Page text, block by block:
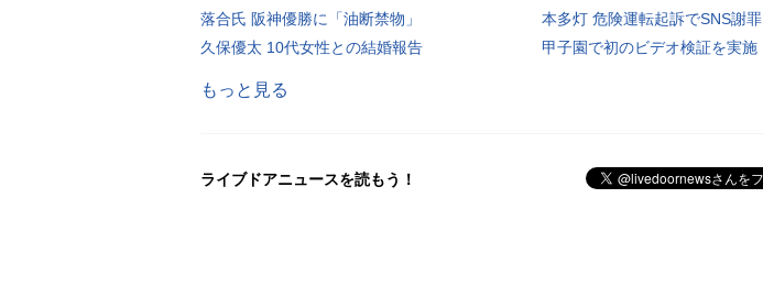
落合氏 阪神優勝に「油断禁物」
久保優太 10代女性との結婚報告
本多灯 危険運転起訴でSNS謝罪
甲子園で初のビデオ検証を実施
もっと見る
ライブドアニュースを読もう！